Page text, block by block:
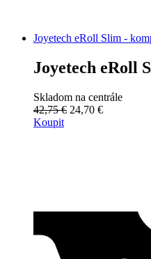
Joyetech eRoll Slim -
Joyetech eRoll
Skladom na centrále
42,75 € 24,70 €
Koupit